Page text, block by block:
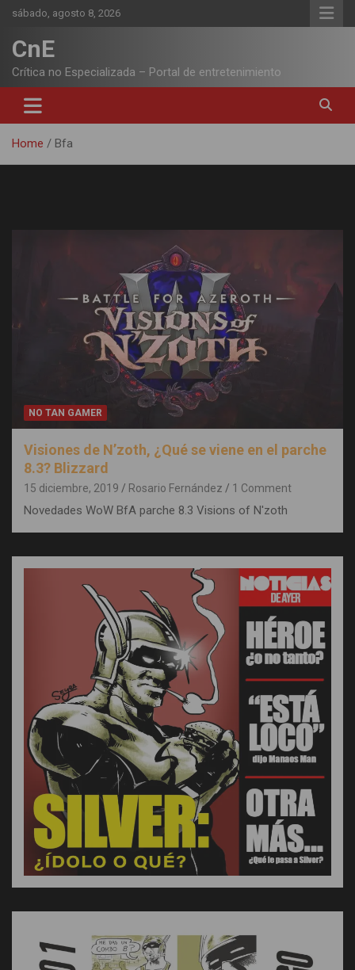
Skip
content
sábado, agosto 8, 2026
CnE
Crítica no Especializada – Portal de entretenimiento
Home Bfa
NO TAN GAMER
Visiones de N’zoth, ¿Qué se viene en el parche
8.3? Blizzard
15 diciembre, 2019 Rosario Fernández 1 Comment
Novedades WoW BfA parche 8.3 Visions of N'zoth